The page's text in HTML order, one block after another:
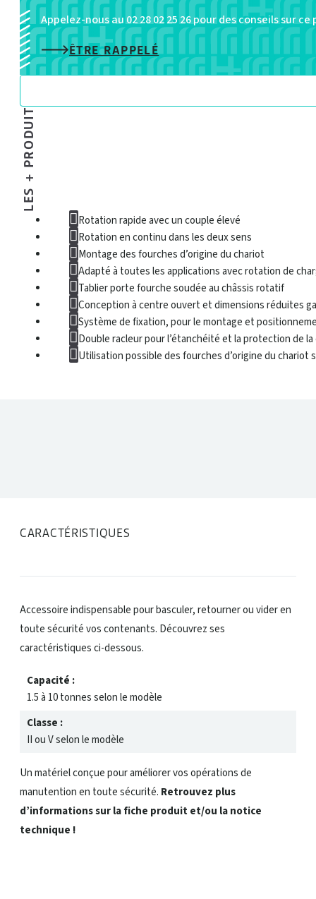
classe
II
à
V
Appelez-nous au 02 28 02 25 26 pour des conseils sur
ÊTRE RAPPELÉ
LES + PRODUIT
Rotation rapide avec un couple élevé
Rotation en continu dans les deux sens
Montage des fourches d’origine du chariot
Adapté à toutes les applications avec rotation de
Tablier porte fourche soudée au châssis rotatif
Conception à centre ouvert et dimensions réduites
Système de fixation, pour le montage et
Double racleur pour l’étanchéité et la protection de
Utilisation possible des fourches d’origine du chariot
CARACTÉRISTIQUES
Accessoire indispensable pour basculer, retourner ou vider en
toute sécurité vos contenants. Découvrez ses
caractéristiques ci-dessous.
Capacité :
1.5 à 10 tonnes selon le modèle
Classe :
II ou V selon le modèle
Un matériel conçue pour améliorer vos opérations de
manutention en toute sécurité. Retrouvez plus
d’informations sur la fiche produit et/ou la notice
technique !